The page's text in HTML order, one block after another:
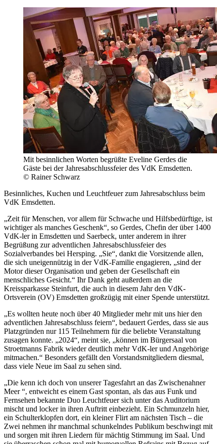
Mit besinnlichen Worten begrüßte Eveline Gerdes die
Gäste bei der Jahresabschlussfeier des VdK Emsdetten.
© Rainer Schwarz
Besinnliches, Kuchen und Leuchtfeuer zum Jahresabschluss beim
VdK Emsdetten.
„Zeit für Menschen, vor allem für Schwache und Hilfsbedürftige, ist
wichtiger als manches Geschenk“, so Gerdes, Chefin der über 1400
VdK-ler in Emsdetten und Saerbeck, unter anderem in ihrer
Begrüßung zur adventlichen Jahresabschlussfeier des
Sozialverbandes bei Hersping. „Sie“, dankt die Vorsitzende allen,
die sich uneigennützig in der VdK-Familie engagieren, „sind der
Motor dieser Organisation und geben der Gesellschaft ein
menschliches Gesicht.“ Ihr Dank geht außerdem an die
Kreissparkasse Steinfurt, die auch in diesem Jahr den VdK-
Ortsverein (OV) Emsdetten großzügig mit einer Spende unterstützt.
„Es wollten heute noch über 40 Mitglieder mehr mit uns hier den
adventlichen Jahresabschluss feiern“, bedauert Gerdes, dass sie aus
Platzgründen nur 115 Teilnehmern für die beliebte Veranstaltung
zusagen konnte. „2024“, meint sie, „können im Bürgersaal von
Stroetmanns Fabrik wieder deutlich mehr VdK-ler und Angehörige
mitmachen.“ Besonders gefällt den Vorstandsmitgliedern diesmal,
dass viele Neue im Saal zu sehen sind.
„Die kenn ich doch von unserer Tagesfahrt an das Zwischenahner
Meer “, entweicht es einem Gast spontan, als das aus Funk und
Fernsehen bekannte Duo Leuchtfeuer sich unter das Auditorium
mischt und locker in ihren Auftritt einbezieht. Ein Schmunzeln hier,
ein Schulterklopfen dort, ein kleiner Flirt am nächsten Tisch – die
Zwei nehmen ihr manchmal schunkelndes Publikum beschwingt mit
und sorgen mit ihren Liedern für mächtig Stimmung im Saal. Und